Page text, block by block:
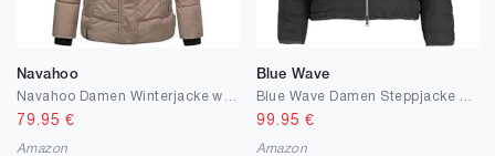
Navahoo
79.95 €
Amazon
Blue Wave
99.95 €
Amazon